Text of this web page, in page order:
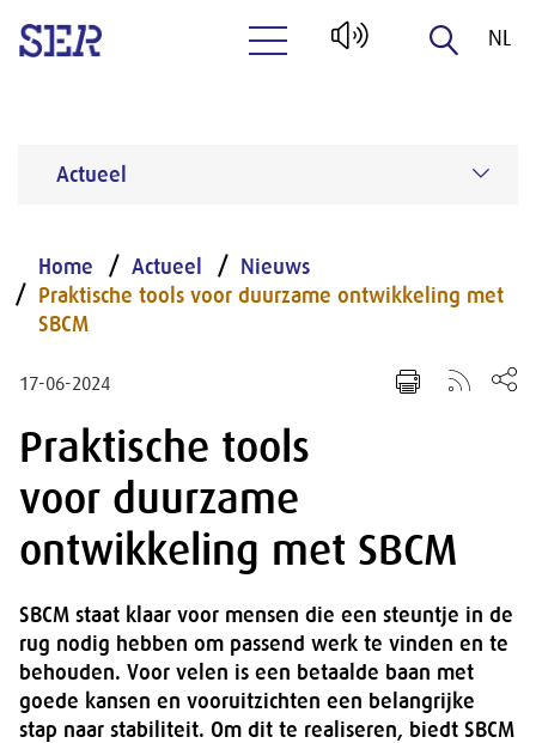
NL
Actueel
Home Actueel
Nieuws
Praktische tools voor duurzame ontwikkeling met
SBCM
17-06-2024
Praktische tools
voor duurzame
ontwikkeling met SBCM
SBCM staat klaar voor mensen die een steuntje in de
rug nodig hebben om passend werk te vinden en te
behouden. Voor velen is een betaalde baan met
goede kansen en vooruitzichten een belangrijke
stap naar stabiliteit. Om dit te realiseren, biedt SBCM